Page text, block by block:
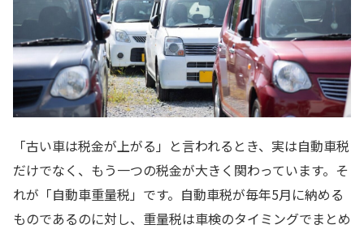
「古い車は税金が上がる」と言われるとき、実は自動車税
だけでなく、もう一つの税金が大きく関わっています。そ
れが「自動車重量税」です。自動車税が毎年5月に納める
ものであるのに対し、重量税は車検のタイミングでまとめ